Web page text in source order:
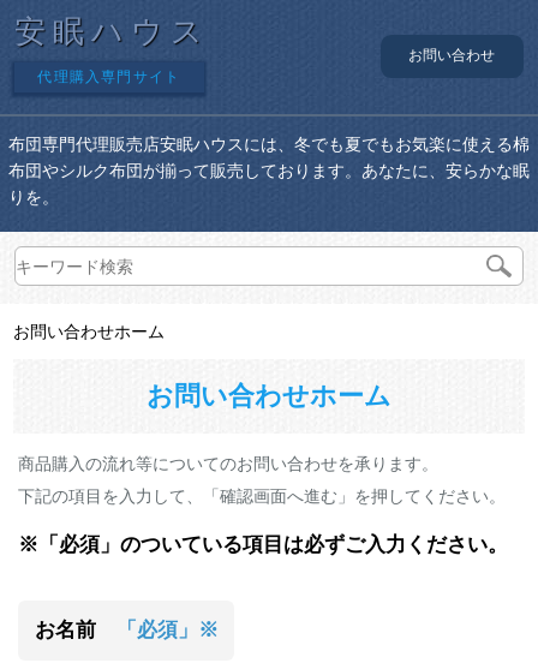
安眠ハウス
代理購入専門サイト
お問い合わせ
布団専門代理販売店安眠ハウスには、冬でも夏でもお気楽に使える棉
布団やシルク布団が揃って販売しております。あなたに、安らかな眠
りを。
お問い合わせホーム
お問い合わせホーム
商品購入の流れ等についてのお問い合わせを承ります。
下記の項目を入力して、「確認画面へ進む」を押してください。
※「必須」のついている項目は必ずご入力ください。
お名前 「必須」※